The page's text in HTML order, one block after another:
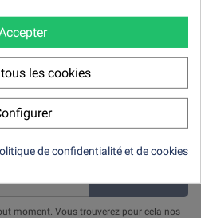
rue Jean Baptiste Neron z.a. de Bornel |
moment. Vous trouverez pour cela nos
les cookies
de confidentialité et de cookies